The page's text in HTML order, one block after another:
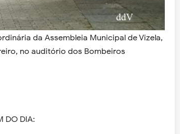
da Assembleia Municipal de Vizela,
no auditório dos Bombeiros
DO DIA: